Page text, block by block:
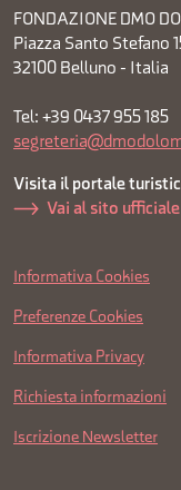
FONDAZIONE DMO
Piazza Santo Stefano
32100 Belluno - Italia
Tel: +39 0437 955 185
Visita il portale
Vai al sito ufficiale
Informativa Cookies
Preferenze Cookies
Informativa Privacy
Richiesta informazioni
Iscrizione Newsletter